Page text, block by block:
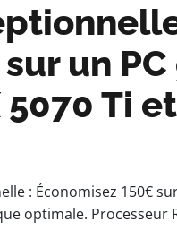
un
5070 Ti
: Économisez 150€
optimale. Processeur